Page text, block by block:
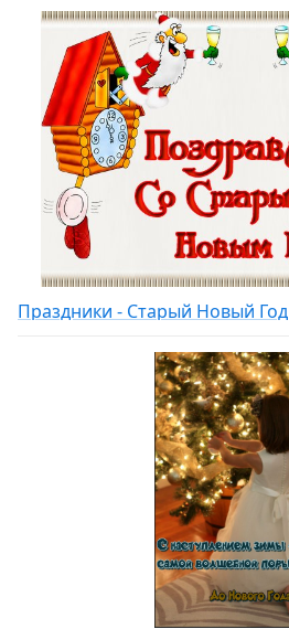
Праздники - Старый Новый Год